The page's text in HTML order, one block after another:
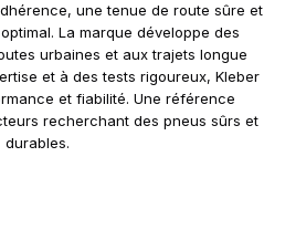
une tenue de route sûre et
La marque développe des
urbaines et aux trajets longue
et à des tests rigoureux, Kleber
et fiabilité. Une référence
recherchant des pneus sûrs et
durables.